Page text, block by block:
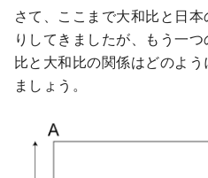
さて、ここまで大和比と日
りしてきましたが、もう一
比と大和比の関係はどのよ
ましょう。